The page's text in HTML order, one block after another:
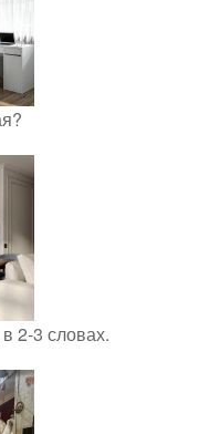
2-3 словах.